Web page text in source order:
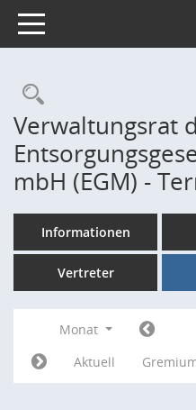
Toggle navigation
Verwaltungsrat
mbH (EGM) -
Informationen
Vertreter
Monat
Aktuell